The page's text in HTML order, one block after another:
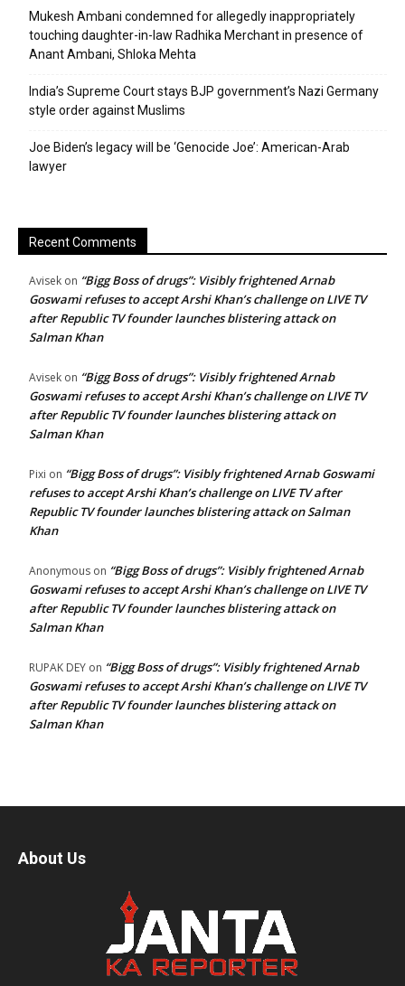
Mukesh Ambani condemned for allegedly inappropriately
touching daughter-in-law Radhika Merchant in presence of
Anant Ambani, Shloka Mehta
India’s Supreme Court stays BJP government’s Nazi Germany
style order against Muslims
Joe Biden’s legacy will be ‘Genocide Joe’: American-Arab
lawyer
Recent Comments
Avisek on “Bigg Boss of drugs”: Visibly frightened Arnab
Goswami refuses to accept Arshi Khan’s challenge on LIVE TV
after Republic TV founder launches blistering attack on
Salman Khan
Avisek on “Bigg Boss of drugs”: Visibly frightened Arnab
Goswami refuses to accept Arshi Khan’s challenge on LIVE TV
after Republic TV founder launches blistering attack on
Salman Khan
Pixi on “Bigg Boss of drugs”: Visibly frightened Arnab Goswami
refuses to accept Arshi Khan’s challenge on LIVE TV after
Republic TV founder launches blistering attack on Salman
Khan
Anonymous on “Bigg Boss of drugs”: Visibly frightened Arnab
Goswami refuses to accept Arshi Khan’s challenge on LIVE TV
after Republic TV founder launches blistering attack on
Salman Khan
RUPAK DEY on “Bigg Boss of drugs”: Visibly frightened Arnab
Goswami refuses to accept Arshi Khan’s challenge on LIVE TV
after Republic TV founder launches blistering attack on
Salman Khan
About Us